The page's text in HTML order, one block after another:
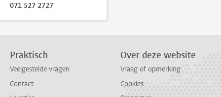
071 527 2727
Praktisch
Veelgestelde vragen
Contact
Over deze website
Vraag of opmerking
Cookies